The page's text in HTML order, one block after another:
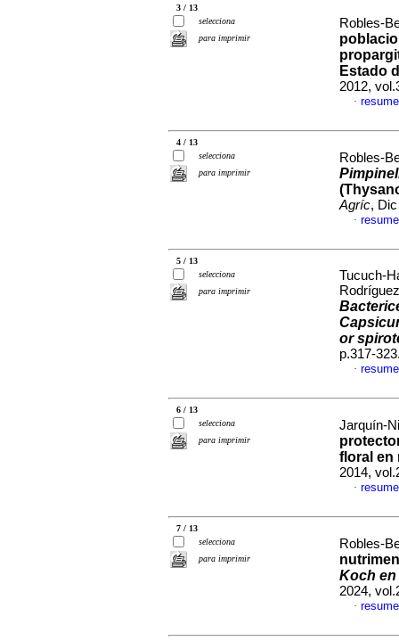
3 / 13
selecciona
para imprimir
Robles-
Estado
2012,
·
4 / 13
selecciona
para imprimir
Robles-
Agríc,
·
5 / 13
selecciona
para imprimir
Tucuch-
or
p.317-
·
6 / 13
selecciona
para imprimir
Jarquín-
floral en
2014,
·
7 / 13
selecciona
para imprimir
Robles-
Koch en
2024,
·